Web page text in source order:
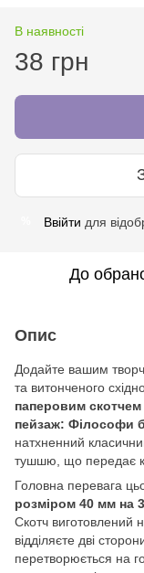
В наявності
38 грн
Ввійти для
До
Опис
Додайте вашим
та витонченого
паперовим скотчем
пейзаж: Філософи
натхненний
тушшю, що передає
Головна перевага
розміром 40 мм на
Скотч виготовлений
відділяєте дві
перетворюється на